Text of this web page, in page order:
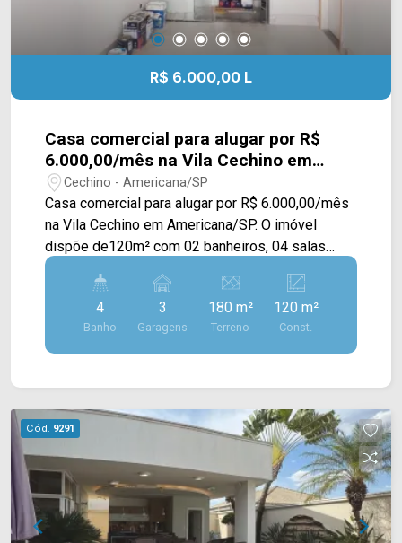
R$ 6.000,00 L
Casa comercial para alugar por R$
6.000,00/mês na Vila Cechino em
Americana/SP.
Cechino - Americana/SP
Casa comercial para alugar por R$ 6.000,00/mês
na Vila Cechino em Americana/SP. O imóvel
dispõe de120m² com 02 banheiros, 04 salas
privativas, corredor amplo com acesso individual
às salas, podendo ser locado também para
consultórios, escritórios entre outros. > 02
banheiros; > 03 vagas de garagem. Localizado
em uma região privilegiada, próximo ao
restaurantes, bancos, entre as avenidas Campos
Salles e Avenida Brasil Entre em contato com a
nossa equipe e agende a sua visita!! WhatsApp e
Telefone Arbix: (19) 3475-4546 ARBIX IMÓVEIS -
Presente em cada mudança!
4
Banho
3
Garagens
180 m²
Terreno
120 m²
Const.
Cód. 9291